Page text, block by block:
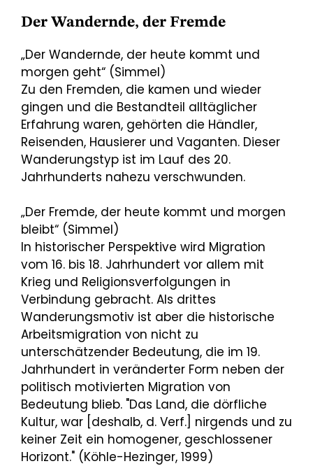
Der Wandernde, der Fremde
„Der Wandernde, der heute kommt und
morgen geht“ (Simmel)
Zu den Fremden, die kamen und wieder
gingen und die Bestandteil alltäglicher
Erfahrung waren, gehörten die Händler,
Reisenden, Hausierer und Vaganten. Dieser
Wanderungstyp ist im Lauf des 20.
Jahrhunderts nahezu verschwunden.
„Der Fremde, der heute kommt und morgen
bleibt“ (Simmel)
In historischer Perspektive wird Migration
vom 16. bis 18. Jahrhundert vor allem mit
Krieg und Religionsverfolgungen in
Verbindung gebracht. Als drittes
Wanderungsmotiv ist aber die historische
Arbeitsmigration von nicht zu
unterschätzender Bedeutung, die im 19.
Jahrhundert in veränderter Form neben der
politisch motivierten Migration von
Bedeutung blieb. "Das Land, die dörfliche
Kultur, war [deshalb, d. Verf.] nirgends und zu
keiner Zeit ein homogener, geschlossener
Horizont." (Köhle-Hezinger, 1999)